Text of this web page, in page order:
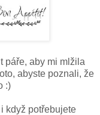
páře, aby mi mlžila
abyste poznali, že
:)
když potřebujete